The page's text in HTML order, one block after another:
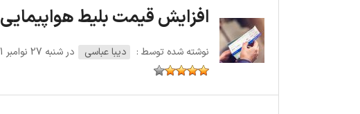
افزایش قیمت بلیط هواپیمایی
نوشته شده توسط : دیبا عباسی در شنبه 27 نوامبر 2021